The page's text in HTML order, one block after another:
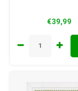
€39,99